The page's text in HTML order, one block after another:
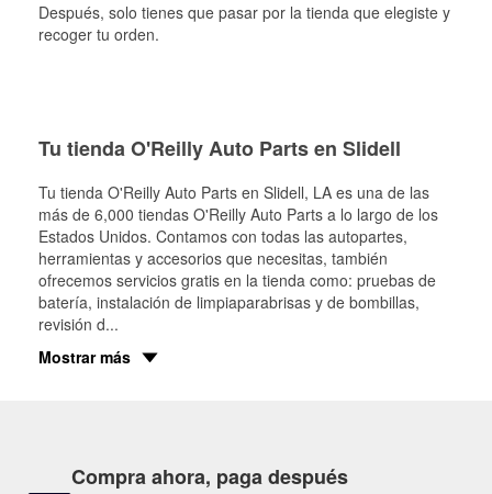
Después, solo tienes que pasar por la tienda que elegiste y
recoger tu orden.
Tu tienda O'Reilly Auto Parts en Slidell
Tu tienda O'Reilly Auto Parts en Slidell, LA es una de las
más de 6,000 tiendas O'Reilly Auto Parts a lo largo de los
Estados Unidos. Contamos con todas las autopartes,
herramientas y accesorios que necesitas, también
ofrecemos servicios gratis en la tienda como: pruebas de
batería, instalación de limpiaparabrisas y de bombillas,
revisión d...
Mostrar más
Compra ahora, paga después